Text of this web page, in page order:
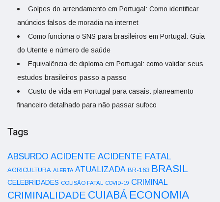
Golpes do arrendamento em Portugal: Como identificar
anúncios falsos de moradia na internet
Como funciona o SNS para brasileiros em Portugal: Guia
do Utente e número de saúde
Equivalência de diploma em Portugal: como validar seus
estudos brasileiros passo a passo
Custo de vida em Portugal para casais: planeamento
financeiro detalhado para não passar sufoco
Tags
ABSURDO ACIDENTE ACIDENTE FATAL
AGRICULTURA ALERTA ATUALIZADA BR-163 BRASIL
CELEBRIDADES COLISÃO FATAL COVID-19 CRIMINAL
CRIMINALIDADE CUIABÁ ECONOMIA